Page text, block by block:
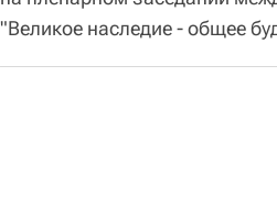
"Великое наследие - общее